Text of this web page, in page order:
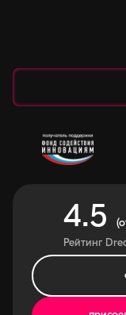
4.5
Рейтинг